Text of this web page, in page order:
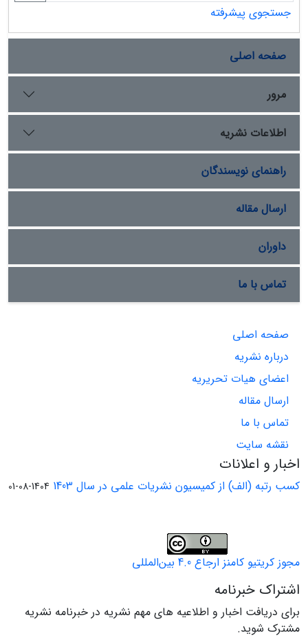
جستجوی پیشرفته
صفحه اصلی
مرور
اطلاعات نشریه
راهنمای نویسندگان
ارسال مقاله
داوران
تماس با ما
صفحه اصلی
درباره نشریه
اعضای هیات تحریریه
ارسال مقاله
تماس با ما
نقشه سایت
اخبار و اعلانات
کسب رتبه (الف) از کمیسیون نشریات علمی در سال 1403 1404-08-01
مجوز کریتیو کامنز ارجاع 4.0 بین‌المللی
اشتراک خبرنامه
برای دریافت اخبار و اطلاعیه های مهم نشریه در خبرنامه نشریه
مشترک شوید.